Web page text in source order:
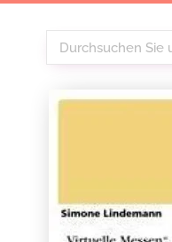
Durchsuchen
Sie
Shop